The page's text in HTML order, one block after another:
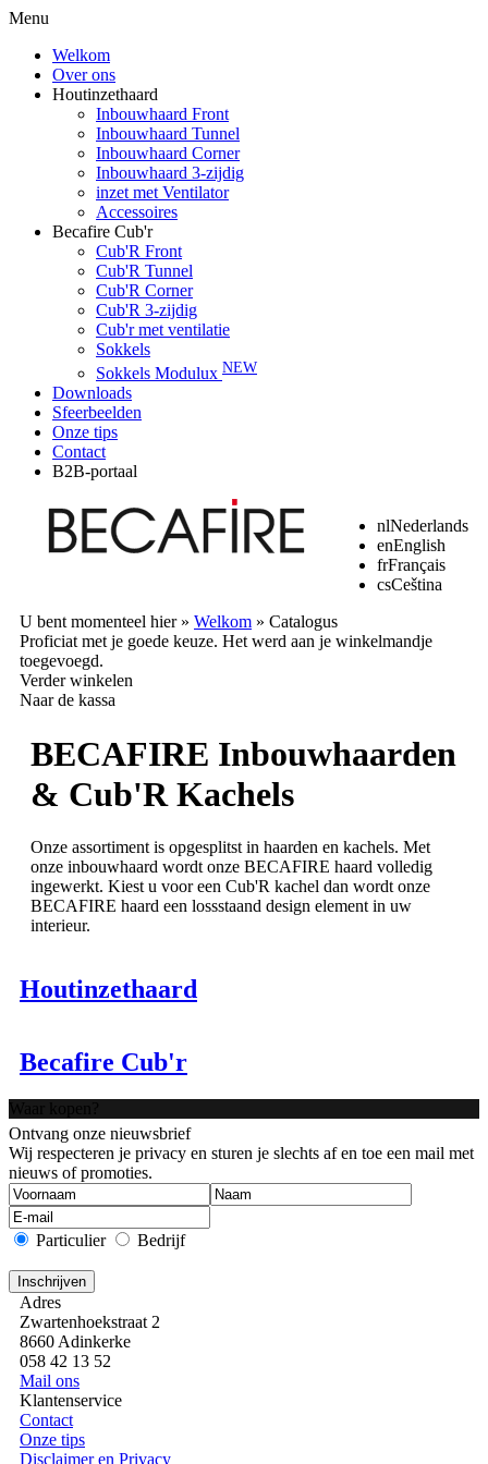
Menu
Welkom
Over ons
Houtinzethaard
Inbouwhaard Front
Inbouwhaard Tunnel
Inbouwhaard Corner
Inbouwhaard 3-zijdig
inzet met Ventilator
Accessoires
Becafire Cub'r
Cub'R Front
Cub'R Tunnel
Cub'R Corner
Cub'R 3-zijdig
Cub'r met ventilatie
Sokkels
Sokkels Modulux NEW
Downloads
Sfeerbeelden
Onze tips
Contact
B2B-portaal
nlNederlands
enEnglish
frFrançais
csCeština
U bent momenteel hier » Welkom » Catalogus
Proficiat met je goede keuze. Het werd aan je winkelmandje
toegevoegd.
Verder winkelen
Naar de kassa
BECAFIRE Inbouwhaarden
& Cub'R Kachels
Onze assortiment is opgesplitst in haarden en kachels. Met
onze inbouwhaard wordt onze BECAFIRE haard volledig
ingewerkt. Kiest u voor een Cub'R kachel dan wordt onze
BECAFIRE haard een lossstaand design element in uw
interieur.
Houtinzethaard
Becafire Cub'r
Ontvang onze nieuwsbrief
Wij respecteren je privacy en sturen je slechts af en toe een mail met
nieuws of promoties.
Particulier Bedrijf
Adres
Zwartenhoekstraat 2
8660 Adinkerke
058 42 13 52
Mail ons
Klantenservice
Contact
Onze tips
Disclaimer en Privacy